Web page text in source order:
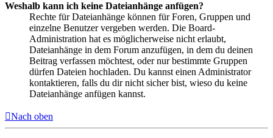
Weshalb kann ich keine Dateianhänge anfügen?
Rechte für Dateianhänge können für Foren, Gruppen und
einzelne Benutzer vergeben werden. Die Board-
Administration hat es möglicherweise nicht erlaubt,
Dateianhänge in dem Forum anzufügen, in dem du deinen
Beitrag verfassen möchtest, oder nur bestimmte Gruppen
dürfen Dateien hochladen. Du kannst einen Administrator
kontaktieren, falls du dir nicht sicher bist, wieso du keine
Dateianhänge anfügen kannst.
Nach oben